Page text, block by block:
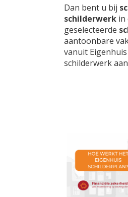
Dan bent u bij
schilderwerk in
geselecteerde
aantoonbare
vanuit
schilderwerk